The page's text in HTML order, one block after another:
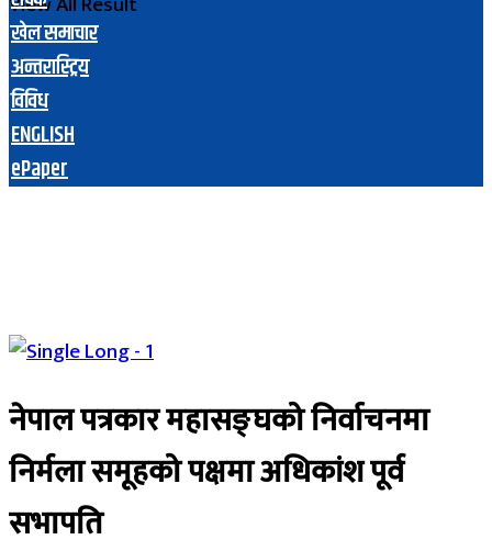
खेल समाचार
अन्तरास्ट्रिय
विविध
ENGLISH
ePaper
नेपाल पत्रकार महासङ्घको निर्वाचनमा
निर्मला समूहको पक्षमा अधिकांश पूर्व
सभापति